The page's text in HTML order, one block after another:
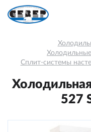
Сплит-системы
527